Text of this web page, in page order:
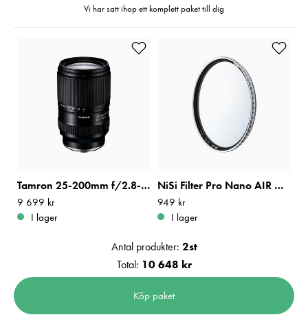
Vi har satt ihop ett komplett paket till dig
Tamron 25-200mm f/2.8-5.6 Di III VXD G2 Sony E
Pris:9 699 kr
9 699 kr
I lager
NiSi Filter Pro Nano AIR UV 67mm
Pris: 949 kr
949 kr
I lager
Antal produkter: 2st
Total: 10 648 kr
Köp paket